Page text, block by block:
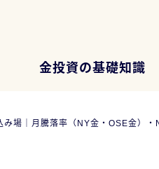
金投資の基礎知識
場｜月騰落率（NY金・OSE金）